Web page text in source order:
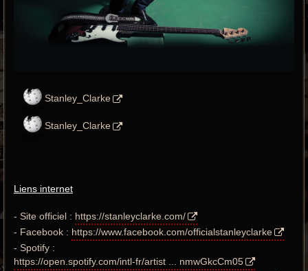
Stanley_Clarke
Stanley_Clarke
Liens internet
- Site officiel : https://stanleyclarke.com/
- Facebook : https://www.facebook.com/officialstanleyclarke
- Spotify :
https://open.spotify.com/intl-fr/artist ... nmwGkcCm05